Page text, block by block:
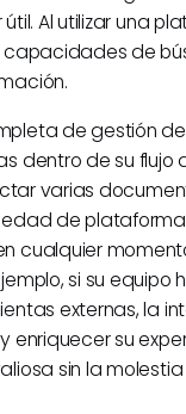
Al utilizar una
capacidades de
de gestión
dentro de su flujo
varias
de
cualquier
si su equipo
externas, la
enriquecer su
sin la